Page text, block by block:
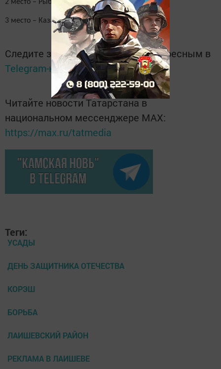
2 место – Рыбная Слобода
3 место – Казань
Следите за самым важным и интересным в
Telegram-каналеТатмедиа
Читайте новости Татарстана в
национальном мессенджере MАХ:
https://max.ru/tatmedia
Теги:
УСАДЫ
ДЕНЬ ЗАЩИТНИКА ОТЕЧЕСТВА
КОРЭШ
БОРЬБА
ЛАИШЕВСКИЙ РАЙОН
РЕКЛАМА В ЛАИШЕВЕ